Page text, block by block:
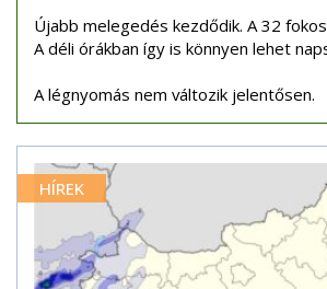
Újabb melegedés kezdődik. A 32
A déli órákban így is könnyen lehet
A légnyomás nem változik jelentősen.
HÍREK